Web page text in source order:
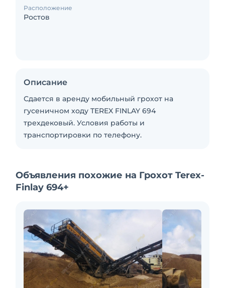
Расположение
Ростов
Описание
Сдается в аренду мобильный грохот на
гусеничном ходу TEREX FINLAY 694
трехдековый. Условия работы и
транспортировки по телефону.
Объявления похожие на Грохот Terex-
Finlay 694+